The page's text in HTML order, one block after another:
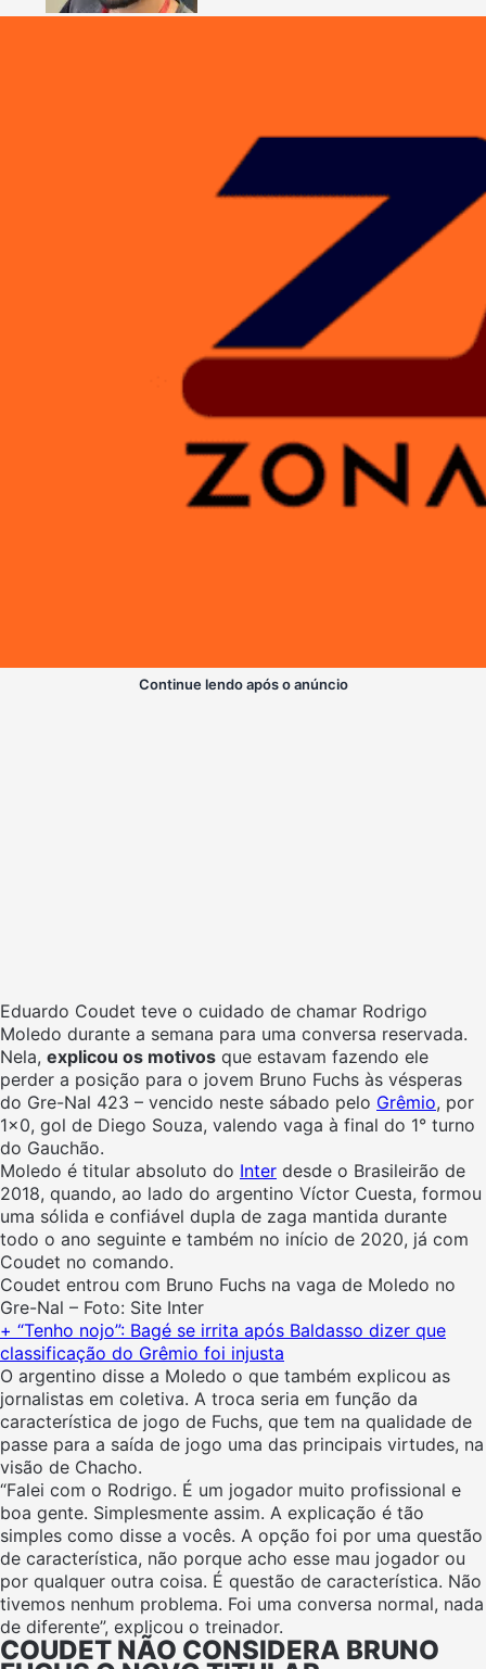
Continue lendo após o anúncio
Eduardo Coudet teve o cuidado de chamar Rodrigo
Moledo durante a semana para uma conversa reservada.
Nela, explicou os motivos que estavam fazendo ele
perder a posição para o jovem Bruno Fuchs às vésperas
do Gre-Nal 423 – vencido neste sábado pelo Grêmio, por
1×0, gol de Diego Souza, valendo vaga à final do 1° turno
do Gauchão.
Moledo é titular absoluto do Inter desde o Brasileirão de
2018, quando, ao lado do argentino Víctor Cuesta, formou
uma sólida e confiável dupla de zaga mantida durante
todo o ano seguinte e também no início de 2020, já com
Coudet no comando.
Coudet entrou com Bruno Fuchs na vaga de Moledo no
Gre-Nal – Foto: Site Inter
+ “Tenho nojo”: Bagé se irrita após Baldasso dizer que
classificação do Grêmio foi injusta
O argentino disse a Moledo o que também explicou as
jornalistas em coletiva. A troca seria em função da
característica de jogo de Fuchs, que tem na qualidade de
passe para a saída de jogo uma das principais virtudes, na
visão de Chacho.
“Falei com o Rodrigo. É um jogador muito profissional e
boa gente. Simplesmente assim. A explicação é tão
simples como disse a vocês. A opção foi por uma questão
de característica, não porque acho esse mau jogador ou
por qualquer outra coisa. É questão de característica. Não
tivemos nenhum problema. Foi uma conversa normal, nada
de diferente”, explicou o treinador.
COUDET NÃO CONSIDERA BRUNO